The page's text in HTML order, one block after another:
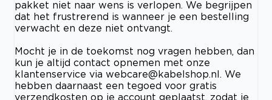
pakket niet naar wens is verlopen. We begrijpen
dat het frustrerend is wanneer je een bestelling
verwacht en deze niet ontvangt.
Mocht je in de toekomst nog vragen hebben, dan
kun je altijd contact opnemen met onze
klantenservice via webcare@kabelshop.nl. We
hebben daarnaast een tegoed voor gratis
verzendkosten op je account geplaatst, zodat je